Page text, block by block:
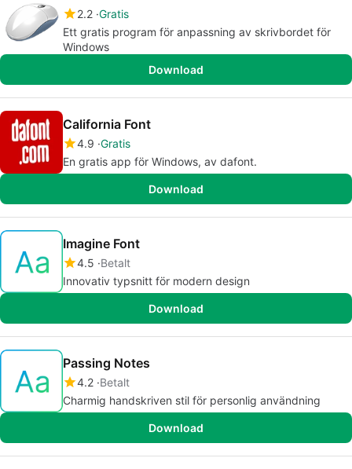
2.2 Gratis
Ett gratis program för anpassning av skrivbordet för
Windows
Download
California Font
4.9 Gratis
En gratis app för Windows, av dafont.
Download
Imagine Font
4.5 Betalt
Innovativ typsnitt för modern design
Download
Passing Notes
4.2 Betalt
Charmig handskriven stil för personlig användning
Download